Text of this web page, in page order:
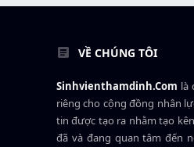
VỀ CHÚNG TÔI
Sinhvienthamdinh.Com là
riêng cho cộng đồng nhân
tin được tạo ra nhằm tạo
đã và đang quan tâm đến